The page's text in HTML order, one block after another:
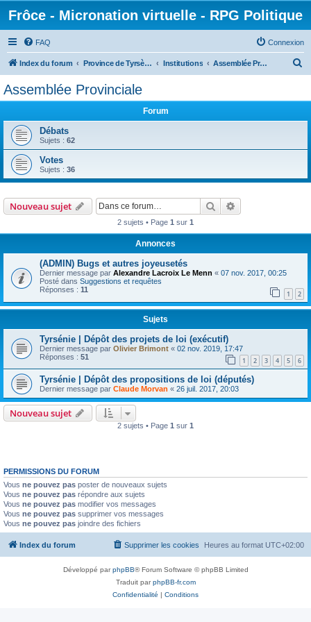
Frôce - Micronation virtuelle - RPG Politique
FAQ Connexion
Index du forum Province de Tyrsènie Institutions Assemblée Provinciale
h
Assemblée Provinciale
Forum
Débats
Sujets : 62
Votes
Sujets : 36
Nouveau sujet Rechercher
2 sujets • Page 1 sur 1
Annonces
(ADMIN) Bugs et autres joyeusetés
Dernier message par Alexandre Lacroix Le Menn « 07 nov. 2017, 00:25
Posté dans Suggestions et requêtes
Réponses : 11 1 2
Sujets
Tyrsénie | Dépôt des projets de loi (exécutif)
Dernier message par Olivier Brimont « 02 nov. 2019, 17:47
Réponses : 51 1 2 3 4 5 6
Tyrsénie | Dépôt des propositions de loi (députés)
Dernier message par Claude Morvan « 26 juil. 2017, 20:03
Nouveau sujet
2 sujets • Page 1 sur 1
PERMISSIONS DU FORUM
Vous ne pouvez pas poster de nouveaux sujets
Vous ne pouvez pas répondre aux sujets
Vous ne pouvez pas modifier vos messages
Vous ne pouvez pas supprimer vos messages
Vous ne pouvez pas joindre des fichiers
Index du forum Heures au format UTC+02:00
Supprimer les cookies
Développé parphpBB® Forum Software © phpBB Limited
Traduit parphpBB-fr.com
Confidentialité | Conditions